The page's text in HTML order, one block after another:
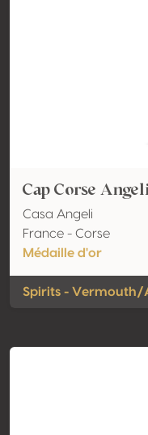
Cap Corse
Casa Angeli
France - Corse
Médaille d'or
Spirits -